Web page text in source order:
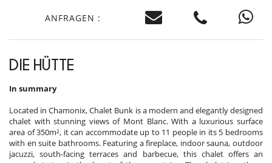
ANFRAGEN :
DIE HÜTTE
In summary
Located in Chamonix, Chalet Bunk is a modern and elegantly designed
chalet with stunning views of Mont Blanc. With a luxurious surface
area of 350m², it can accommodate up to 11 people in its 5 bedrooms
with en suite bathrooms. Featuring a fireplace, indoor sauna, outdoor
jacuzzi, south-facing terraces and barbecue, this chalet offers an